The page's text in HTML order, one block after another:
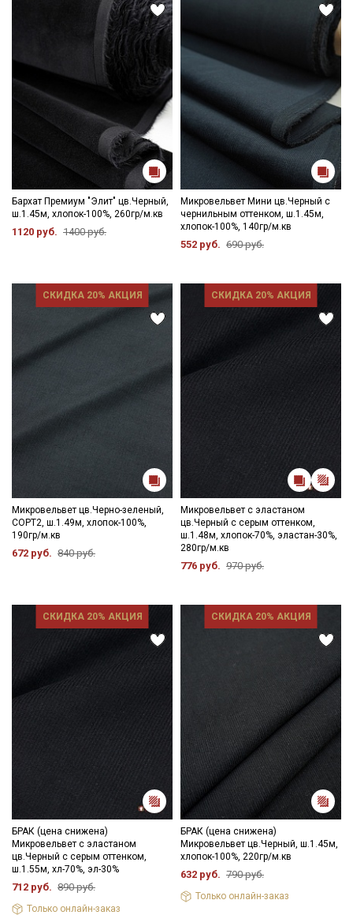
Бархат Премиум "Элит" цв.Черный,
ш.1.45м, хлопок-100%, 260гр/м.кв
1120 руб. 1400 руб.
Микровельвет Мини цв.Черный с
чернильным оттенком, ш.1.45м,
хлопок-100%, 140гр/м.кв
552 руб. 690 руб.
СКИДКА 20% АКЦИЯ
Микровельвет цв.Черно-зеленый,
СОРТ2, ш.1.49м, хлопок-100%,
190гр/м.кв
672 руб. 840 руб.
СКИДКА 20% АКЦИЯ
Микровельвет с эластаном
цв.Черный с серым оттенком,
ш.1.48м, хлопок-70%, эластан-30%,
280гр/м.кв
776 руб. 970 руб.
СКИДКА 20% АКЦИЯ
БРАК (цена снижена)
Микровельвет с эластаном
цв.Черный с серым оттенком,
ш.1.55м, хл-70%, эл-30%
712 руб. 890 руб.
Только онлайн-заказ
СКИДКА 20% АКЦИЯ
БРАК (цена снижена)
Микровельвет цв.Черный, ш.1.45м,
хлопок-100%, 220гр/м.кв
632 руб. 790 руб.
Только онлайн-заказ